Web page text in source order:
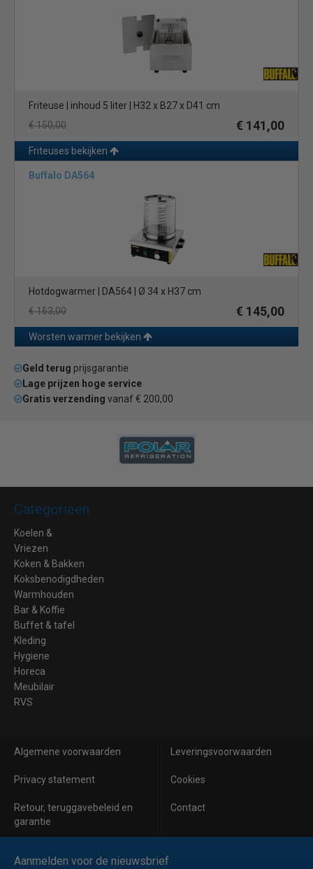
Friteuse | inhoud 5 liter | H32 x B27 x D41 cm
€ 150,00
€ 141,00
Friteuses bekijken
Buffalo DA564
Hotdogwarmer | DA564 | Ø 34 x H37 cm
€ 163,00
€ 145,00
Worsten warmer bekijken
Geld terug prijsgarantie
Lage prijzen hoge service
Gratis verzending vanaf € 200,00
Categorieën
Koelen &
Vriezen
Koken & Bakken
Koksbenodigdheden
Warmhouden
Bar & Koffie
Buffet & tafel
Kleding
Hygiene
Horeca
Meubilair
RVS
Algemene voorwaarden Leveringsvoorwaarden
Privacy statement Cookies
Retour, teruggavebeleid en
garantie
Contact
Aanmelden voor de nieuwsbrief